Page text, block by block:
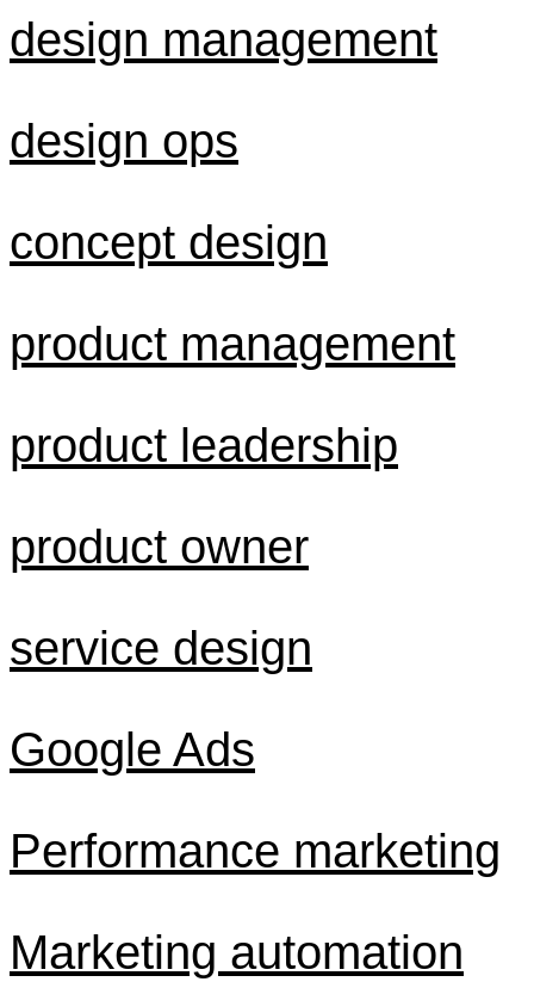
design management
design ops
concept design
product management
product leadership
product owner
service design
Google Ads
Performance marketing
Marketing automation